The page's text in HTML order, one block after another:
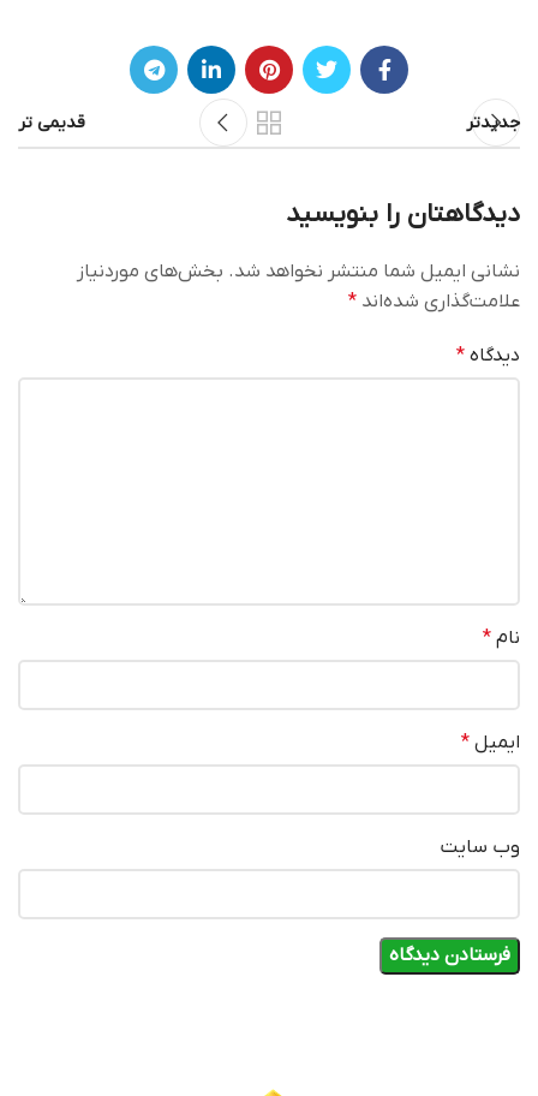
جدیدتر قدیمی تر
دیدگاهتان را بنویسید
نشانی ایمیل شما منتشر نخواهد شد. بخش‌های موردنیاز
علامت‌گذاری شده‌اند *
دیدگاه *
نام *
ایمیل *
وب‌ سایت